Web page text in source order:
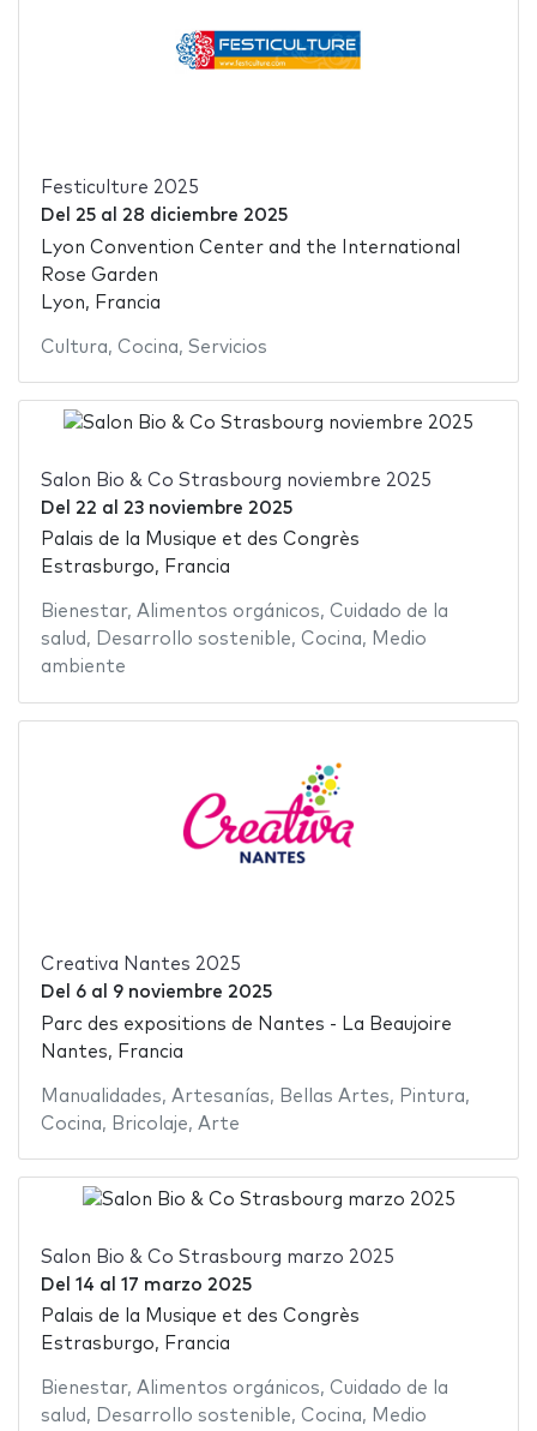
Festiculture 2025
Del 25al 28 diciembre 2025
Lyon Convention Center and the International
Rose Garden
Lyon, Francia
Cultura, Cocina, Servicios
Salon Bio & Co Strasbourg noviembre 2025
Del 22 al 23 noviembre 2025
Palais de la Musique et des Congrès
Estrasburgo, Francia
Bienestar, Alimentos orgánicos, Cuidado de la
salud , Desarrollo sostenible, Cocina, Medio
ambiente
Creativa Nantes 2025
Del 6al 9 noviembre 2025
Parc des expositions de Nantes - La Beaujoire
Nantes, Francia
Manualidades, Artesanías, Bellas Artes, Pintura,
Cocina, Bricolaje, Arte
Salon Bio & Co Strasbourg marzo 2025
Del 14 al 17 marzo 2025
Palais de la Musique et des Congrès
Estrasburgo, Francia
Bienestar, Alimentos orgánicos, Cuidado de la
salud , Desarrollo sostenible, Cocina, Medio